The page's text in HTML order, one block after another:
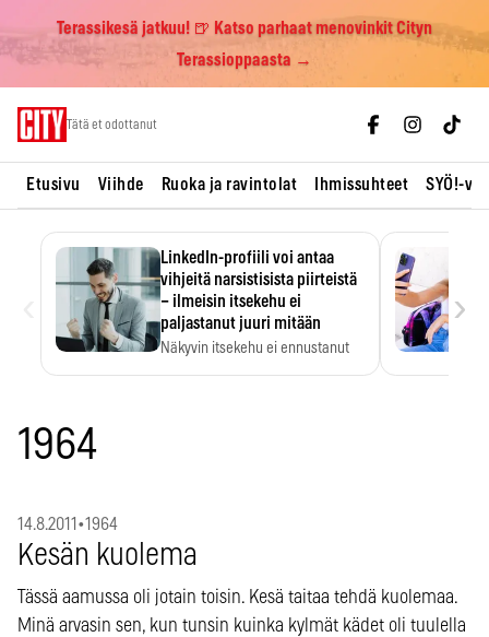
Terassikesä jatkuu! 🍺 Katso parhaat menovinkit Cityn
Terassioppaasta →
Tätä et odottanut
Etusivu Viihde Ruoka ja ravintolat Ihmissuhteet SYÖ!-
LinkedIn-profiili voi antaa
vihjeitä narsistisista piirteistä
– ilmeisin itsekehu ei
paljastanut juuri mitään
Näkyvin itsekehu ei ennustanut
›
1964
14.8.2011 •1964
Kesän kuolema
Tässä aamussa oli jotain toisin. Kesä taitaa tehdä kuolemaa.
Minä arvasin sen, kun tunsin kuinka kylmät kädet oli tuulella